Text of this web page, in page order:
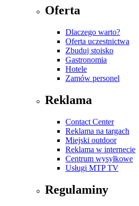
Oferta
Dlaczego warto?
Oferta uczestnictwa
Zbuduj stoisko
Gastronomia
Hotele
Zamów personel
Reklama
Contact Center
Reklama na targach
Miejski outdoor
Reklama w internecie
Centrum wysyłkowe
Usługi MTP TV
Regulaminy